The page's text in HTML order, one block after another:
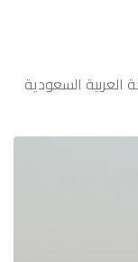
العربية السعودية